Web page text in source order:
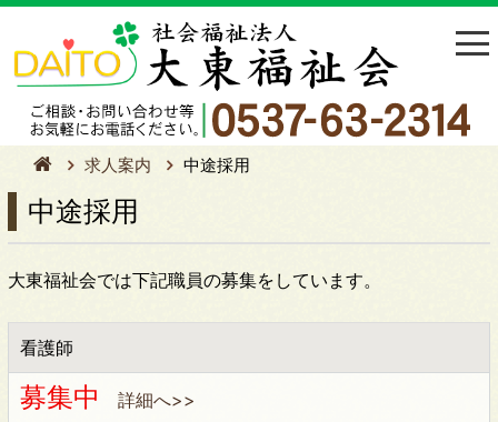
求人案内 中途採用
中途採用
大東福祉会では下記職員の募集をしています。
看護師
募集中 詳細へ>>